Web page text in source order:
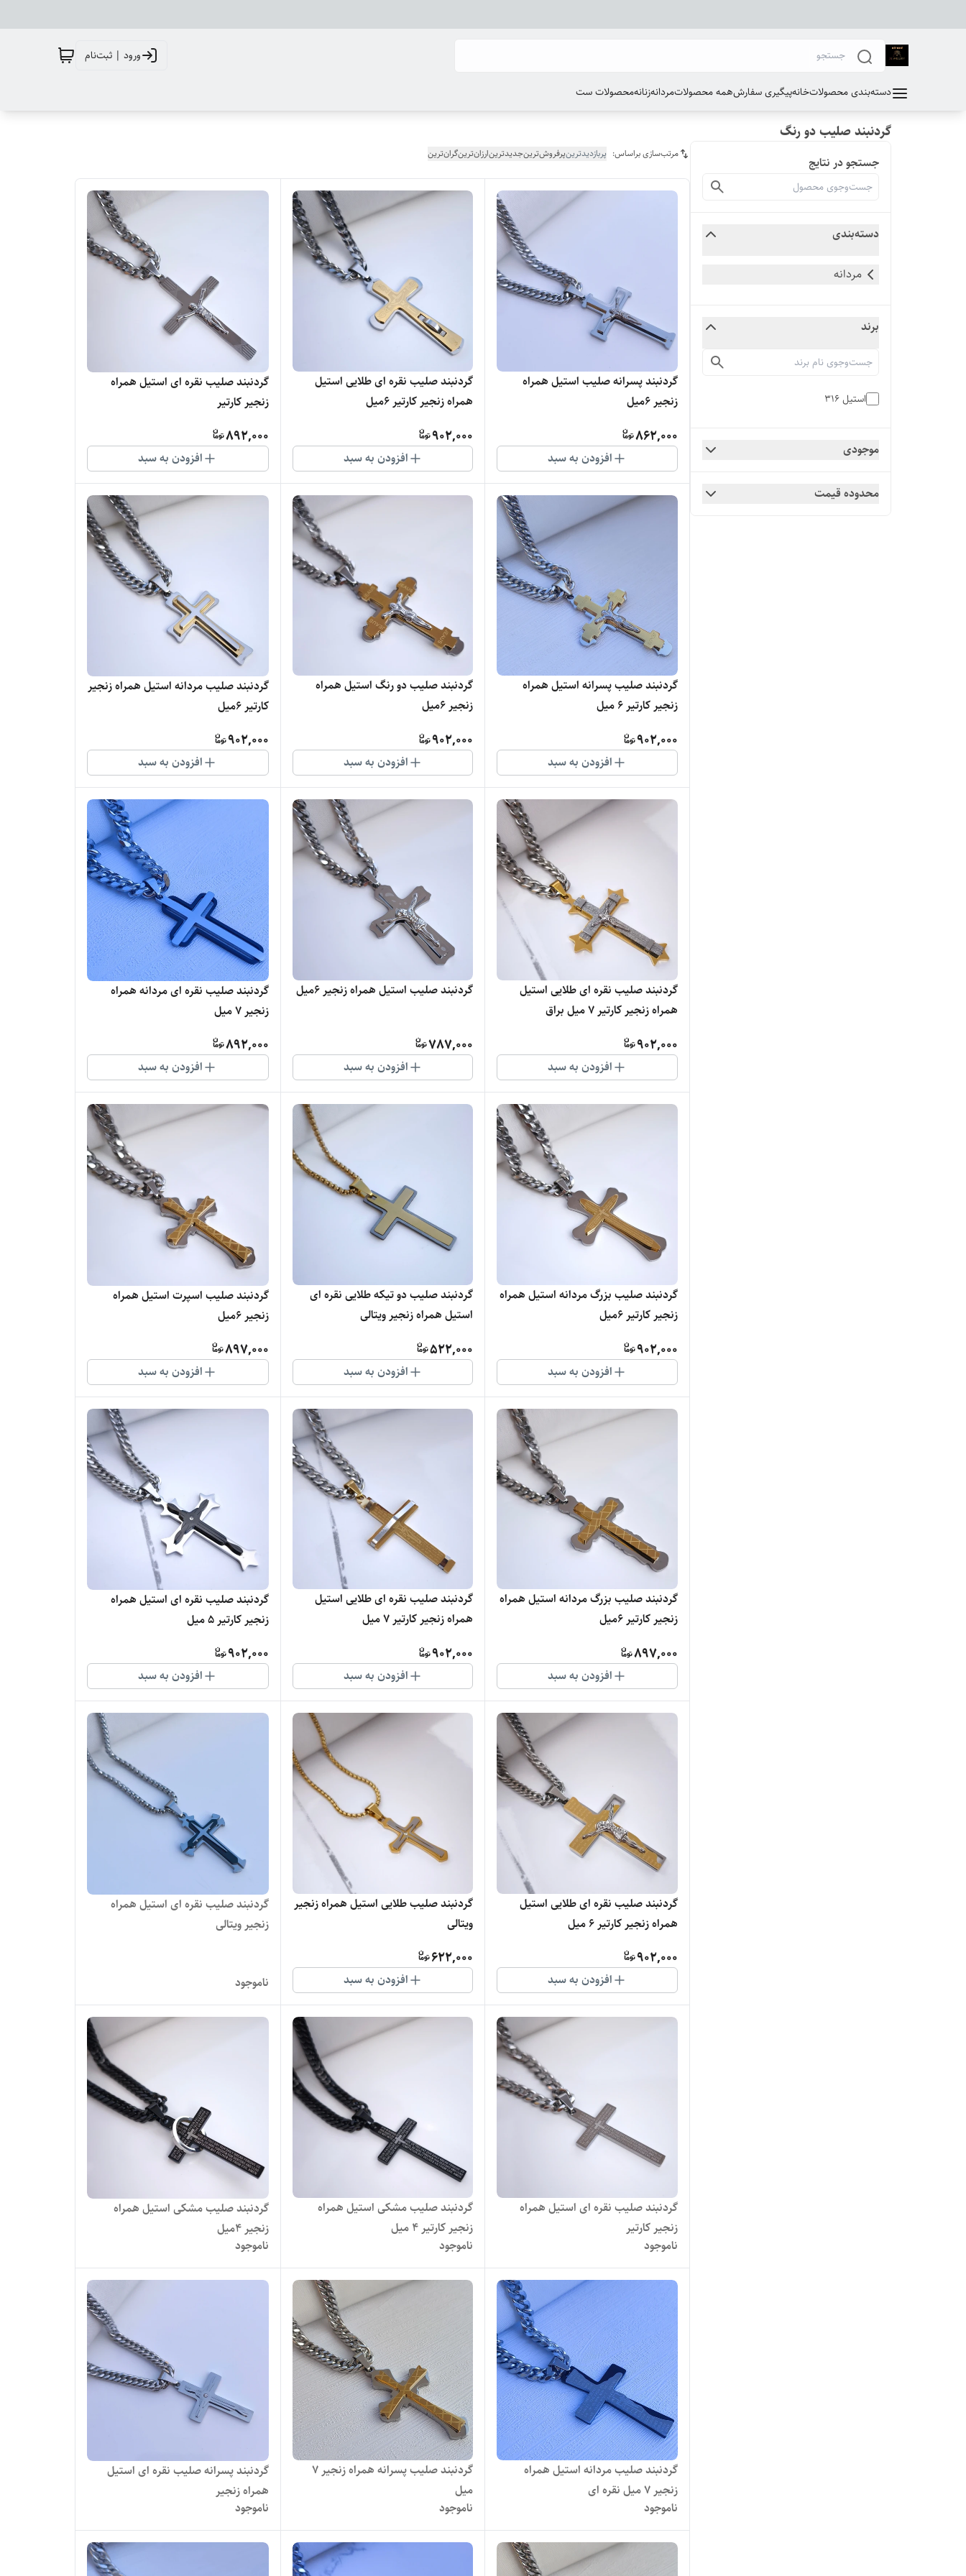
ورود | ثبت‌نام
دسته‌بندی محصولاتخانهپیگیری سفارشهمه محصولاتمردانهزنانهمحصولات ست
گردنبند صلیب دو رنگ
جستجو در نتایج
دسته‌بندی
مردانه
برند
استیل 316
موجودی
محدوده قیمت
مرتب‌سازی براساس: پربازدیدترینپرفروش‌ترینجدیدترینارزان‌ترینگران‌ترین
گردنبند پسرانه صلیب استیل همراه
زنجیر ۶میل
862,000
افزودن به سبد
گردنبند صلیب نقره ای طلایی استیل
همراه زنجیر کارتیر ۶میل
902,000
افزودن به سبد
گردنبند صلیب نقره ای استیل همراه
زنجیر کارتیر
892,000
افزودن به سبد
گردنبند صلیب پسرانه استیل همراه
زنجیر کارتیر ۶ میل
902,000
افزودن به سبد
گردنبند صلیب دو رنگ استیل همراه
زنجیر ۶میل
902,000
افزودن به سبد
گردنبند صلیب مردانه استیل همراه زنجیر
کارتیر ۶میل
902,000
افزودن به سبد
گردنبند صلیب نقره ای طلایی استیل
همراه زنجیر کارتیر 7 میل براق
902,000
افزودن به سبد
گردنبند صلیب استیل همراه زنجیر ۶میل
787,000
افزودن به سبد
گردنبند صلیب نقره ای مردانه همراه
زنجیر ۷ میل
892,000
افزودن به سبد
گردنبند صلیب بزرگ مردانه استیل همراه
زنجیر کارتیر ۶میل
902,000
افزودن به سبد
گردنبند صلیب دو تیکه طلایی نقره ای
استیل همراه زنجیر ویتالی
522,000
افزودن به سبد
گردنبند صلیب اسپرت استیل همراه
زنجیر ۶میل
897,000
افزودن به سبد
گردنبند صلیب بزرگ مردانه استیل همراه
زنجیر کارتیر ۶میل
897,000
افزودن به سبد
گردنبند صلیب نقره ای طلایی استیل
همراه زنجیر کارتیر ۷ میل
902,000
افزودن به سبد
گردنبند صلیب نقره ای استیل همراه
زنجیر کارتیر ۵ میل
902,000
افزودن به سبد
گردنبند صلیب نقره ای طلایی استیل
همراه زنجیر کارتیر ۶ میل
902,000
افزودن به سبد
گردنبند صلیب طلایی استیل همراه زنجیر
ویتالی
622,000
افزودن به سبد
گردنبند صلیب نقره ای استیل همراه
زنجیر ویتالی
ناموجود
گردنبند صلیب نقره ای استیل همراه
زنجیر کارتیر
ناموجود
گردنبند صلیب مشکی استیل همراه
زنجیر کارتیر ۴ میل
ناموجود
گردنبند صلیب مشکی استیل همراه
زنجیر ۴میل
ناموجود
گردنبند صلیب مردانه استیل همراه
زنجیر ۷ میل نقره ای
ناموجود
گردنبند صلیب پسرانه همراه زنجیر 7
میل
ناموجود
گردنبند پسرانه صلیب نقره ای استیل
همراه زنجیر
ناموجود